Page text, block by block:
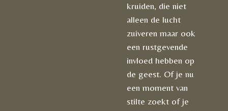
kruiden, die niet
alleen de lucht
zuiveren maar ook
een rustgevende
invloed hebben op
de geest. Of je nu
een moment van
stilte zoekt of je